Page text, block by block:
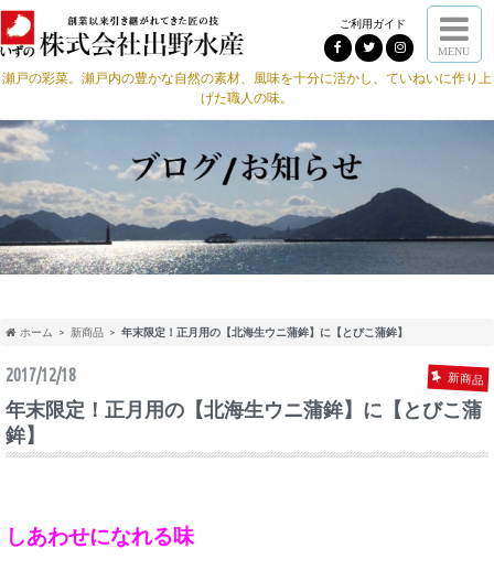
ご利用ガイド
MENU
瀬戸の彩菜。瀬戸内の豊かな自然の素材、風味を十分に活かし、ていねいに作り上
げた職人の味。
ホーム 新商品 年末限定！正月用の【北海生ウニ蒲鉾】に【とびこ蒲鉾】
2017/12/18 新商品
年末限定！正月用の【北海生ウニ蒲鉾】に【とびこ蒲
鉾】
しあわせになれる味